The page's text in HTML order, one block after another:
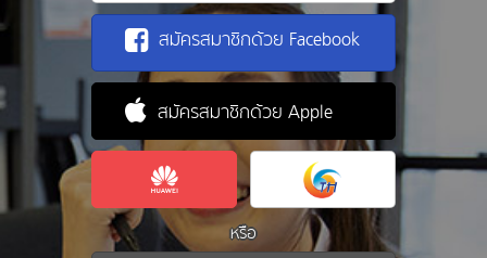
สมัครสมาชิกด้วย Facebook
สมัครสมาชิกด้วย Apple
หรือ